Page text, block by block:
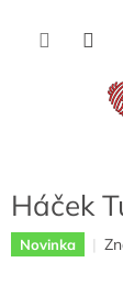
obsah
Háček
Novinka